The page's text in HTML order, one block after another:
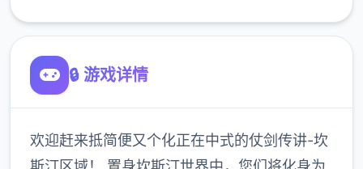
🔒 游戏详情
欢迎赶来抵简便又个化正在中式的仗剑传讲-坎